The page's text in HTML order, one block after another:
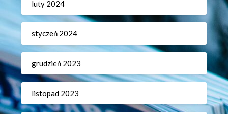
luty 2024
styczeń 2024
grudzień 2023
listopad 2023